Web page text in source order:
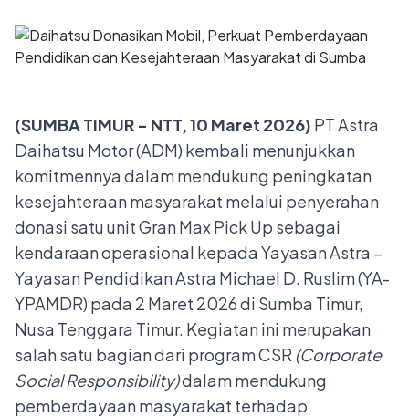
(SUMBA TIMUR - NTT, 10 Maret 2026) PT Astra
Daihatsu Motor (ADM) kembali menunjukkan
komitmennya dalam mendukung peningkatan
kesejahteraan masyarakat melalui penyerahan
donasi satu unit Gran Max Pick Up sebagai
kendaraan operasional kepada Yayasan Astra –
Yayasan Pendidikan Astra Michael D. Ruslim (YA-
YPAMDR) pada 2 Maret 2026 di Sumba Timur,
Nusa Tenggara Timur. Kegiatan ini merupakan
salah satu bagian dari program CSR (Corporate
Social Responsibility)dalam mendukung
pemberdayaan masyarakat terhadap